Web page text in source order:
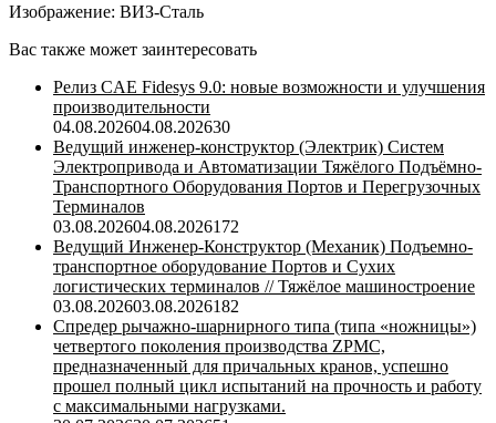
Изображение: ВИЗ-Сталь
Вас также может заинтересовать
Релиз CAE Fidesys 9.0: новые возможности и улучшения
производительности
04.08.202604.08.202630
Ведущий инженер-конструктор (Электрик) Систем
Электропривода и Автоматизации Тяжёлого Подъёмно-
Транспортного Оборудования Портов и Перегрузочных
Терминалов
03.08.202604.08.2026172
Ведущий Инженер-Конструктор (Механик) Подъемно-
транспортное оборудование Портов и Сухих
логистических терминалов // Тяжёлое машиностроение
03.08.202603.08.2026182
Спредер рычажно-шарнирного типа (типа «ножницы»)
четвертого поколения производства ZPMC,
предназначенный для причальных кранов, успешно
прошел полный цикл испытаний на прочность и работу
с максимальными нагрузками.